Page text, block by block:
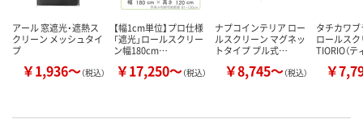
アール 窓遮光・遮熱ス
クリーン メッシュタイ
プ
￥1,936～（税込）
【幅1cm単位】プロ仕様
「遮光」ロールスクリー
ン幅180cm…
￥17,250～（税込）
ナプコインテリア ロー
ルスクリーン マグネッ
トタイプ プル式…
￥8,745～（税込）
タチカワ
ロールス
TIORIO（
￥